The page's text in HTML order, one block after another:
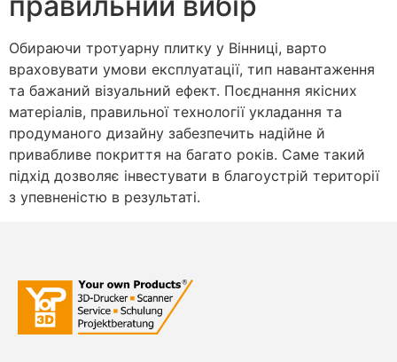
Обираючи тротуарну плитку у Вінниці, варто
враховувати умови експлуатації, тип навантаження
та бажаний візуальний ефект. Поєднання якісних
матеріалів, правильної технології укладання та
продуманого дизайну забезпечить надійне й
привабливе покриття на багато років. Саме такий
підхід дозволяє інвестувати в благоустрій території
з упевненістю в результаті.